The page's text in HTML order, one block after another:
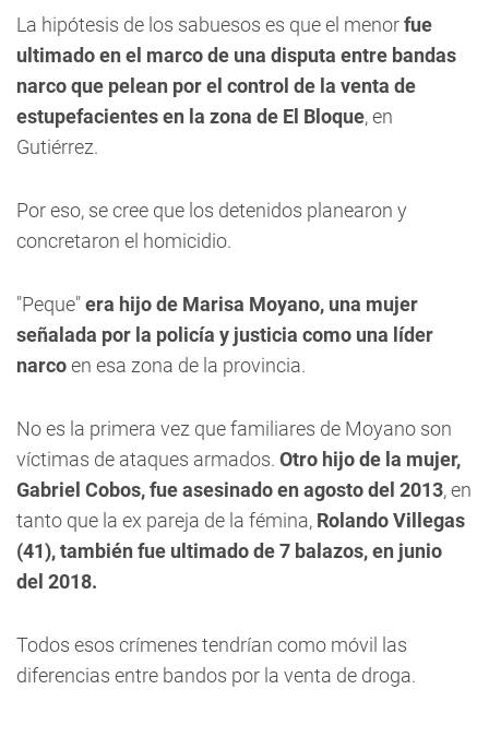
La hipótesis de los sabuesos es que el menorfue
ultimado en el marco de una disputa entre bandas
narco que pelean por el control de la venta de
estupefacientes en la zona de El Bloque, en
Gutiérrez.
Por eso, se cree que los detenidos planearon y
concretaron el homicidio.
"Peque"era hijo de Marisa Moyano, una mujer
señalada por la policía y justicia como una líder
narcoen esa zona de la provincia.
No es la primera vez que familiares de Moyano son
víctimas de ataques armados. Otro hijo de la mujer,
Gabriel Cobos, fue asesinado en agosto del 2013, en
tanto que la ex pareja de la fémina, Rolando Villegas
(41), también fue ultimado de 7 balazos, en junio
del 2018.
Todos esos crímenes tendrían como móvil las
diferencias entre bandos por la venta de droga.